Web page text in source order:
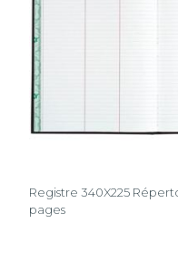
Registre 340X225
pages